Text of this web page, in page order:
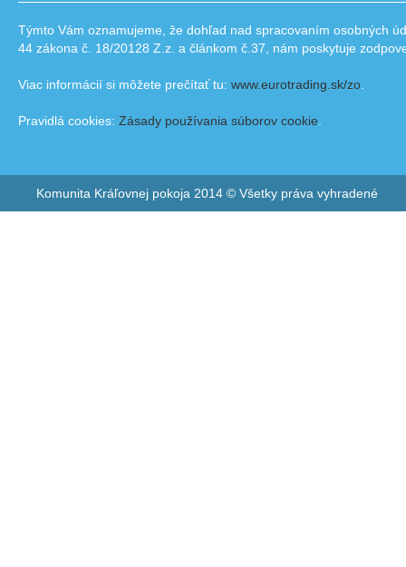
Týmto Vám oznamujeme, že dohľad nad spracovaním osobných
44 zákona č. 18/20128 Z.z. a článkom č.37, nám poskytuje
Viac informácií si môžete prečítať tu: www.eurotrading.sk/zo
Pravidlá cookies: Zásady používania súborov cookie
Komunita Kráľovnej pokoja 2014 © Všetky práva vyhradené